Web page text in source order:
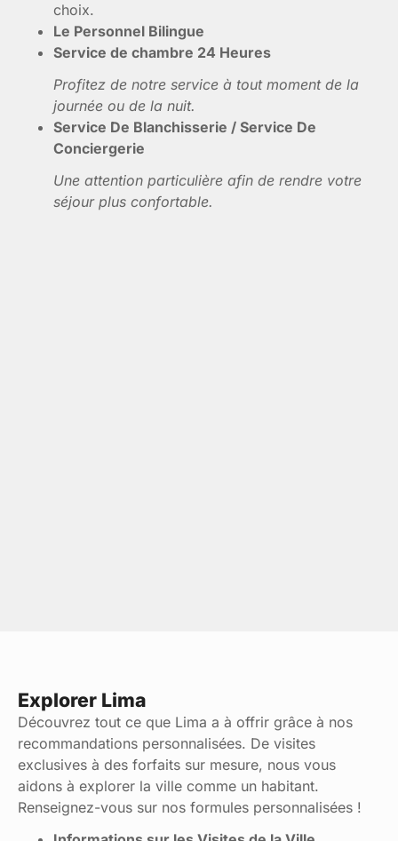
choix.
Le Personnel Bilingue
Service de chambre 24 Heures
Profitez de notre service à tout moment de la
journée ou de la nuit.
Service De Blanchisserie / Service De
Conciergerie
Une attention particulière afin de rendre votre
séjour plus confortable.
Explorer Lima
Découvrez tout ce que Lima a à offrir grâce à nos
recommandations personnalisées. De visites
exclusives à des forfaits sur mesure, nous vous
aidons à explorer la ville comme un habitant.
Renseignez-vous sur nos formules personnalisées !